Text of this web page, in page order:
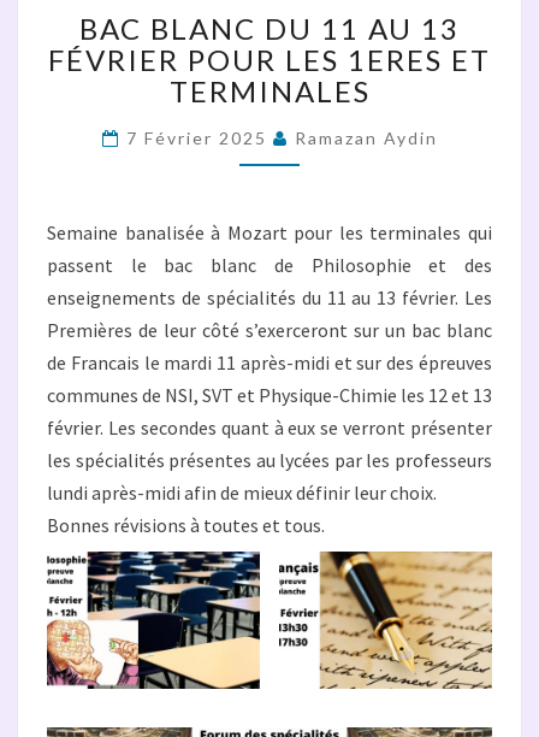
11
AU
13
POUR
LES
TERMINALES
BAC BLANC DU 11 AU 13
FÉVRIER POUR LES 1ERES ET
TERMINALES
7 Février 2025 Ramazan Aydin
Semaine banalisée à Mozart pour les terminales qui
passent le bac blanc de Philosophie et des
enseignements de spécialités du 11 au 13 février. Les
Premières de leur côté s’exerceront sur un bac blanc
de Francais le mardi 11 après-midi et sur des épreuves
communes de NSI, SVT et Physique-Chimie les 12 et 13
février. Les secondes quant à eux se verront présenter
les spécialités présentes au lycées par les professeurs
lundi après-midi afin de mieux définir leur choix.
Bonnes révisions à toutes et tous.